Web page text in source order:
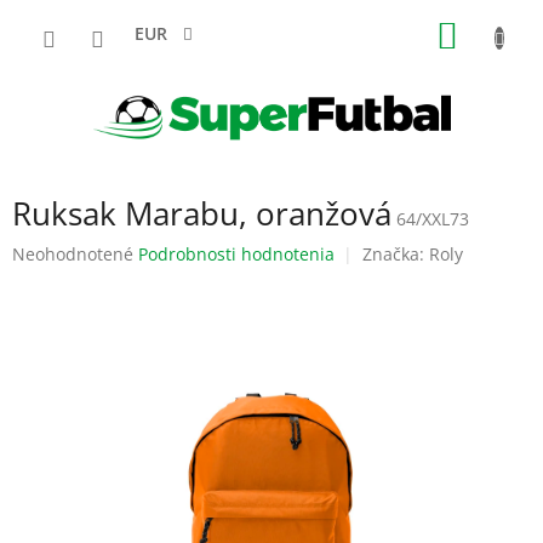
EUR
Ruksak Marabu, oranžová 64/XXL73
Priemerné
Neohodnotené Podrobnosti hodnotenia Značka: Roly